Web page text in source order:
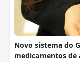
Novo sistema do
medicamentos de